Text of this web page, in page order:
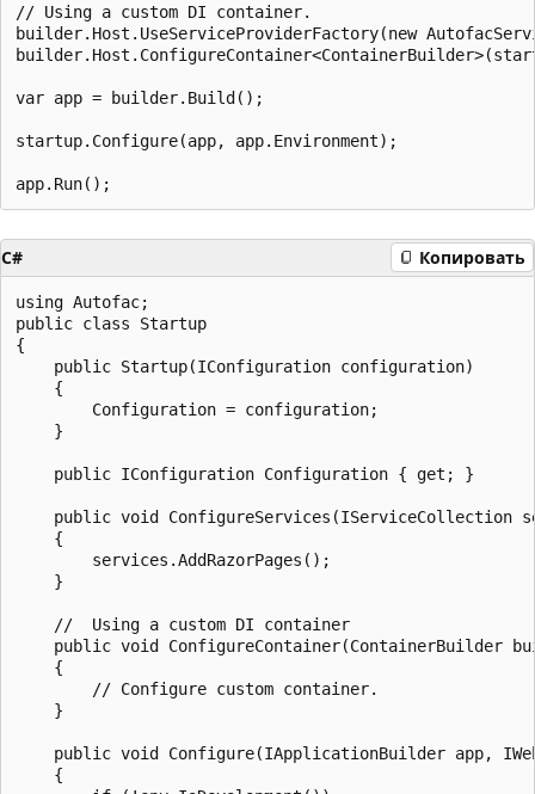
// Using a custom DI container.
builder.Host.UseServiceProviderFactory(new
var app = builder.Build();
startup.Configure(app, app.Environment);
C# Копировать
using Autofac;
public class Startup
{
    public Startup(IConfiguration configuration)
    {
        Configuration = configuration;
    }
    public IConfiguration Configuration { get; }
public void ConfigureServices(IServiceCollection
    {
        services.AddRazorPages();
    }
    //  Using a custom DI container
public void ConfigureContainer(ContainerBuilder
    {
        // Configure custom container.
    }
public void Configure(IApplicationBuilder app,
    {